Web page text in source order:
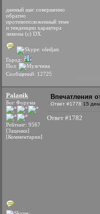
данный шаг совершенно
обратно
противоположенный теме
и тенденции характера
лимона (с) DX
Город:
Пол:
Сообщений: 12725
Palanik
Бог Форума
Рейтинг: 9567
[Заценки]
[Комментарии]
Впечатления
Ответ #1778 15
Ответ #1782